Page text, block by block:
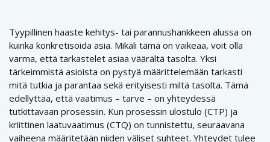
Tyypillinen haaste kehitys- tai parannushankkeen alussa on
kuinka konkretisoida asia. Mikäli tämä on vaikeaa, voit olla
varma, että tarkastelet asiaa väärältä tasolta. Yksi
tärkeimmistä asioista on pystyä määrittelemään tarkasti
mitä tutkia ja parantaa sekä erityisesti miltä tasolta. Tämä
edellyttää, että vaatimus – tarve – on yhteydessä
tutkittavaan prosessiin. Kun prosessin ulostulo (CTP) ja
kriittinen laatuvaatimus (CTQ) on tunnistettu, seuraavana
vaiheena määritetään niiden väliset suhteet. Yhteydet tulee